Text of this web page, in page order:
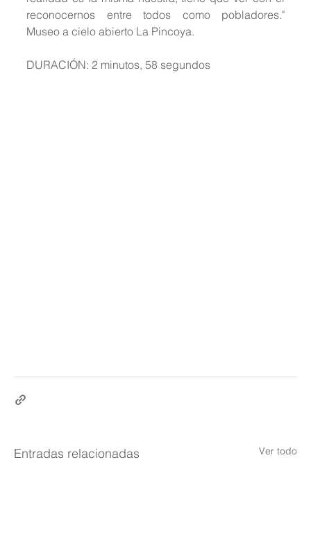
reconocernos entre todos como pobladores."
Museo a cielo abierto La Pincoya.
DURACIÓN: 2 minutos, 58 segundos
Entradas relacionadas Ver todo